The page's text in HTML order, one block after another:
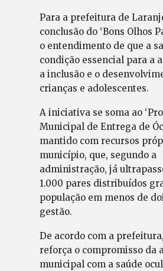
Para a prefeitura de
conclusão do ‘Bons Olhos
o entendimento de que a
condição essencial para a
a inclusão e o
crianças e adolescentes.
A iniciativa se soma ao
Municipal de Entrega de
mantido com recursos
município, que, segundo a
administração, já
1.000 pares distribuídos
população em menos de
gestão.
De acordo com a
reforça o compromisso da
municipal com a saúde